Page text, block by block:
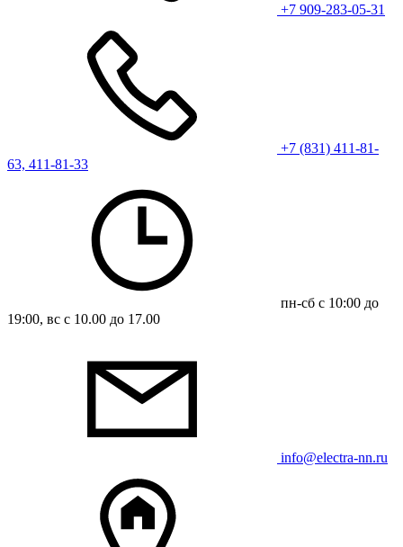
+7 909-283-05-31
+7 (831) 411-81-
63, 411-81-33
пн-сб с 10:00 до
19:00, вс с 10.00 до 17.00
info@electra-nn.ru